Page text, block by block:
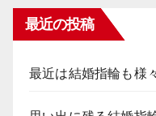
最近の投稿
最近は結婚指輪も様